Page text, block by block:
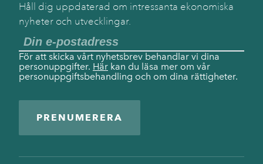
Håll dig uppdaterad om intressanta ekonomiska
nyheter och utvecklingar.
För att skicka vårt nyhetsbrev behandlar vi dina
personuppgifter. Här kan du läsa mer om vår
personuppgiftsbehandling och om dina rättigheter.
PRENUMERERA